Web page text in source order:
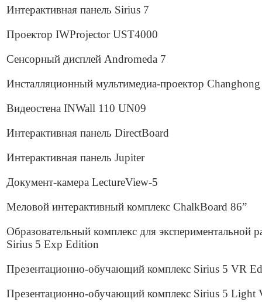
Интерактивная панель Sirius 7
Проектор IWProjector UST4000
Сенсорный дисплей Andromeda 7
Инсталляционный мультимедиа-проектор
Видеостена INWall 110 UN09
Интерактивная панель DirectBoard
Интерактивная панель Jupiter
Документ-камера LectureView-5
Меловой интерактивный комплекс ChalkBoard 86”
Образовательный комплекс для экспериментальной
Sirius 5 Exp Edition
Презентационно-обучающий комплекс Sirius 5 VR
Презентационно-обучающий комплекс Sirius 5 Light